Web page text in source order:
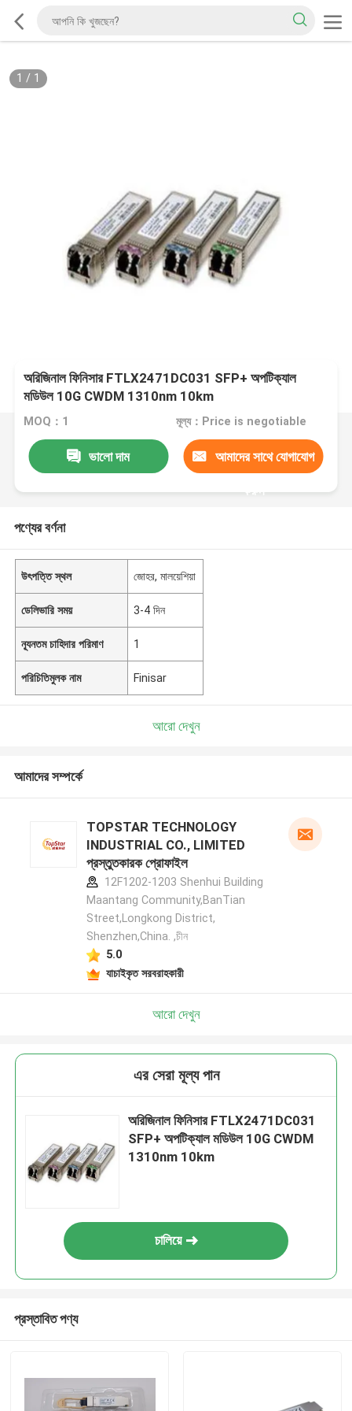
1 / 1
অরিজিনাল ফিনিসার FTLX2471DC031 SFP+ অপটিক্যাল
মডিউল 10G CWDM 1310nm 10km
MOQ：1 মূল্য：Price is negotiable
ভালো দাম আমাদের সাথে যোগাযোগ
করুন
পণ্যের বর্ণনা
উৎপত্তি স্থল জোহর, মালয়েশিয়া
ডেলিভারি সময় 3-4 দিন
ন্যূনতম চাহিদার পরিমাণ 1
পরিচিতিমুলক নাম Finisar
আরো দেখুন
আমাদের সম্পর্কে
TOPSTAR TECHNOLOGY
INDUSTRIAL CO., LIMITED
প্রস্তুতকারক প্রোফাইল
12F1202-1203 Shenhui Building
Maantang Community,BanTian
Street,Longkong District,
Shenzhen,China. ,চীন
5.0
যাচাইকৃত সরবরাহকারী
আরো দেখুন
এর সেরা মূল্য পান
অরিজিনাল ফিনিসার FTLX2471DC031
SFP+ অপটিক্যাল মডিউল 10G CWDM
1310nm 10km
চালিয়ে
প্রস্তাবিত পণ্য